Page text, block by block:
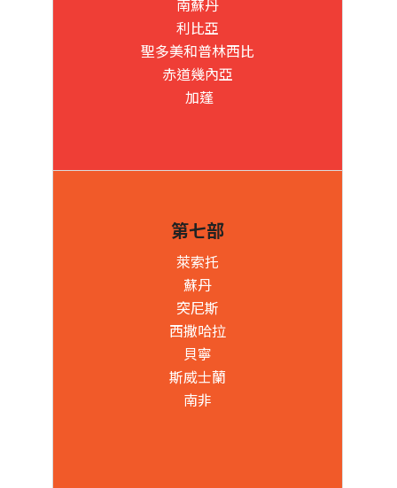
南蘇丹
利比亞
聖多美和普林西比
赤道幾內亞
加蓬
第七部
萊索托
蘇丹
突尼斯
西撒哈拉
貝寧
斯威士蘭
南非